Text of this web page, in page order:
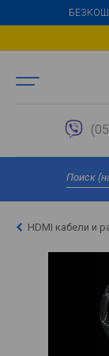
HDMI кабели и